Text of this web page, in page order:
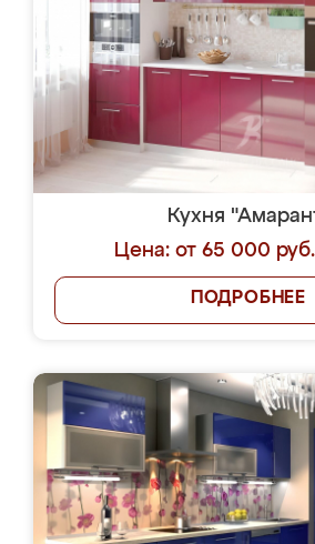
Кухня
Цена: от 65 000
ПОДРОБНЕЕ